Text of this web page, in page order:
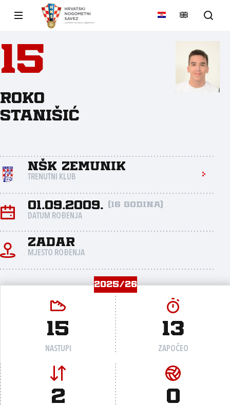
15
Roko
Stanišić
NŠK Zemunik
TRENUTNI KLUB
01.09.2009. (16 godina)
DATUM ROĐENJA
Zadar
MJESTO ROĐENJA
2025/26
15
NASTUPI
13
ZAPOČEO
2 0